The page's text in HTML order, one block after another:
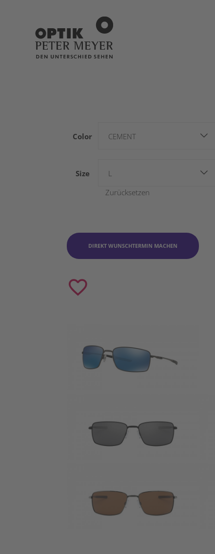
Color CEMENT
Size
L
Zurücksetzen
DIREKT WUNSCHTERMIN MACHEN